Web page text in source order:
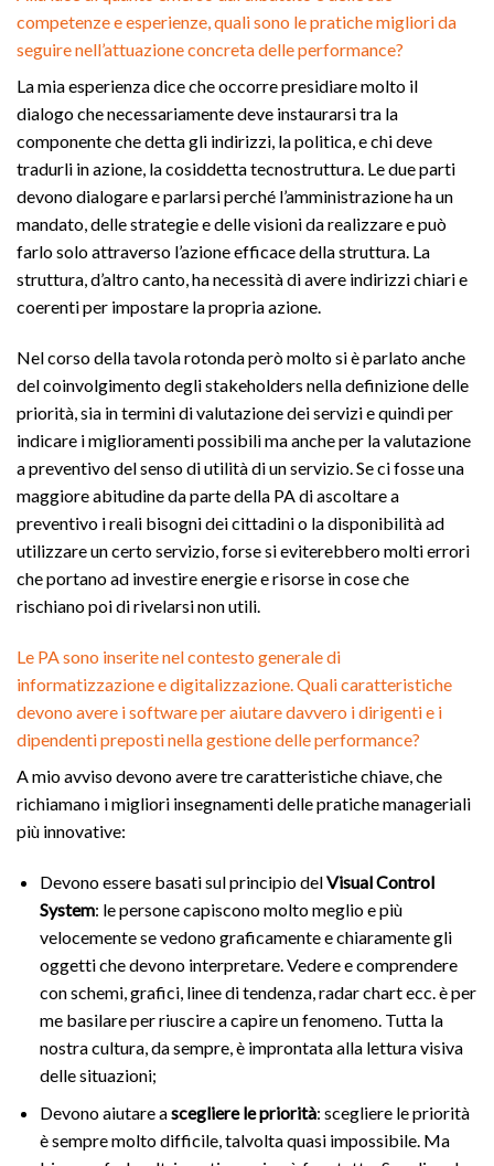
competenze e esperienze, quali sono le pratiche migliori da
seguire nell’attuazione concreta delle performance?
La mia esperienza dice che occorre presidiare molto il
dialogo che necessariamente deve instaurarsi tra la
componente che detta gli indirizzi, la politica, e chi deve
tradurli in azione, la cosiddetta tecnostruttura. Le due parti
devono dialogare e parlarsi perché l’amministrazione ha un
mandato, delle strategie e delle visioni da realizzare e può
farlo solo attraverso l’azione efficace della struttura. La
struttura, d’altro canto, ha necessità di avere indirizzi chiari e
coerenti per impostare la propria azione.
Nel corso della tavola rotonda però molto si è parlato anche
del coinvolgimento degli stakeholders nella definizione delle
priorità, sia in termini di valutazione dei servizi e quindi per
indicare i miglioramenti possibili ma anche per la valutazione
a preventivo del senso di utilità di un servizio. Se ci fosse una
maggiore abitudine da parte della PA di ascoltare a
preventivo i reali bisogni dei cittadini o la disponibilità ad
utilizzare un certo servizio, forse si eviterebbero molti errori
che portano ad investire energie e risorse in cose che
rischiano poi di rivelarsi non utili.
Le PA sono inserite nel contesto generale di
informatizzazione e digitalizzazione. Quali caratteristiche
devono avere i software per aiutare davvero i dirigenti e i
dipendenti preposti nella gestione delle performance?
A mio avviso devono avere tre caratteristiche chiave, che
richiamano i migliori insegnamenti delle pratiche manageriali
più innovative:
Devono essere basati sul principio delVisual Control
System: le persone capiscono molto meglio e più
velocemente se vedono graficamente e chiaramente gli
oggetti che devono interpretare. Vedere e comprendere
con schemi, grafici, linee di tendenza, radar chart ecc. è per
me basilare per riuscire a capire un fenomeno. Tutta la
nostra cultura, da sempre, è improntata alla lettura visiva
delle situazioni;
Devono aiutare ascegliere le priorità: scegliere le priorità
è sempre molto difficile, talvolta quasi impossibile. Ma